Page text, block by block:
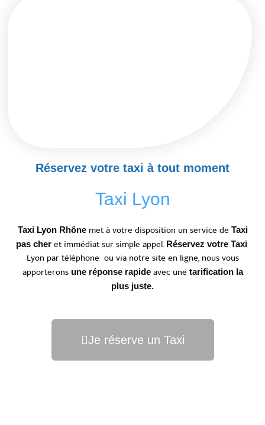
Réservez votre taxi à tout moment
Taxi Lyon
Taxi Lyon Rhônemet à votre disposition un service de Taxi
pas cheret immédiat sur simple appel. Réservez votre Taxi
Lyon par téléphone ou via notre site en ligne, nous vous
apporterons une réponse rapideavec une tarification la
plus juste.
Je réserve un Taxi